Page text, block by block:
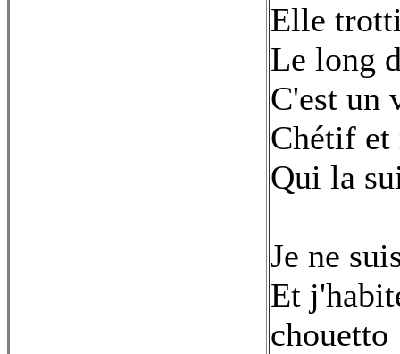
Elle
Le long
C'est un
Chétif et
Qui la
Je ne
Et
chouetto